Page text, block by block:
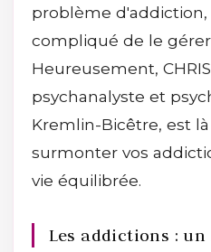
problème
compliqué de le
Heureusement,
psychanalyste et
Kremlin-Bicêtre, est
surmonter vos
vie équilibrée.
Les addictions :